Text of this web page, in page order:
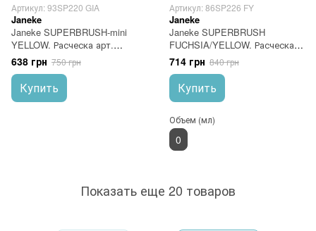
Артикул: 93SP220 GIA
Janeke
Janeke SUPERBRUSH-mini
YELLOW. Расческа арт.
93SP220GIA
638 грн 750 грн
Купить
Артикул: 86SP226 FY
Janeke
Janeke SUPERBRUSH
FUCHSIA/YELLOW. Расческа
арт. 86SP226 FY
714 грн 840 грн
Купить
Объем (мл)
0
Показать еще 20 товаров